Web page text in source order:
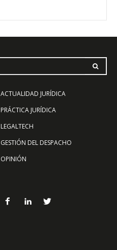
ACTUALIDAD JURÍDICA
PRÁCTICA JURÍDICA
LEGALTECH
GESTIÓN DEL DESPACHO
OPINIÓN